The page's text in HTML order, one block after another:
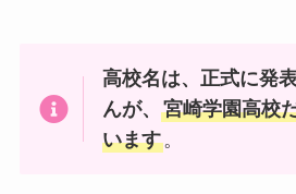
高校名は、正式に発
んが、宮崎学園高校
います。